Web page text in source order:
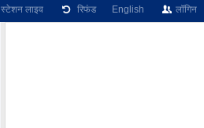
स्टेशन लाइव रिफंड English लॉगिन